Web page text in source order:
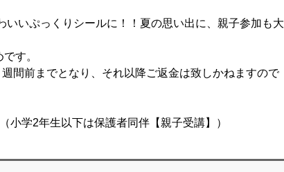
いいぷっくりシールに！！夏の思い出に、親子参加も大
す。
間前までとなり、それ以降ご返金は致しかねますので
小学2年生以下は保護者同伴【親子受講】）